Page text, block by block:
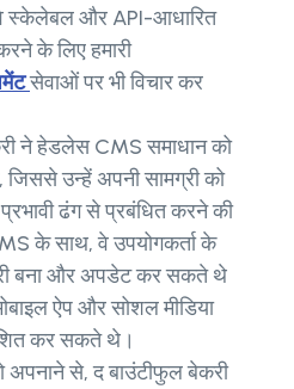
वे स्केलेबल और API-आधारित
के लिए हमारी
सेवाओं पर भी विचार कर
ने हेडलेस CMS समाधान को
उन्हें अपनी सामग्री को
ढंग से प्रबंधित करने की
के साथ, वे उपयोगकर्ता के
बना और अपडेट कर सकते थे
ऐप और सोशल मीडिया
कर सकते थे।
से, द बाउंटीफुल बेकरी